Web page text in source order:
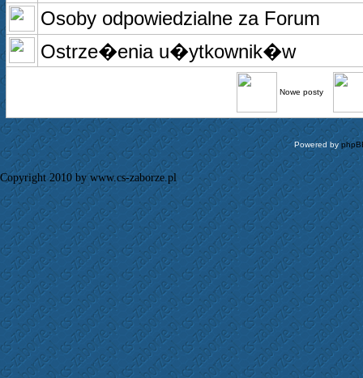
Osoby odpowiedzialne za Forum
Ostrze�enia u�ytkownik�w
Nowe posty
Powered by
Copyright 2010 by www.cs-zaborze.pl